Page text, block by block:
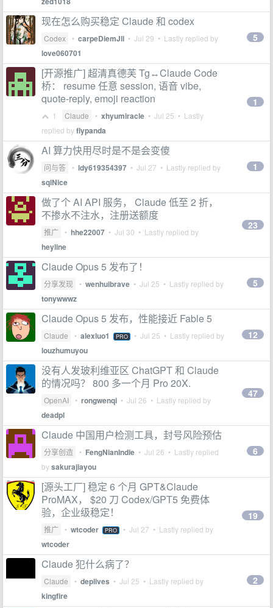
现在怎么购买稳定 Claude 和 codex
Codex • carpeDiemJll • Jul 29 • Lastly replied by
love060701
5
[开源推广] 超清真德芙 Tg↔Claude Code
桥： resume 任意 session, 语音 vibe,
quote-reply, emoji reaction
1 Claude • xhyumiracle • Jul 25 • Lastly
replied byflypanda
1
AI 算力快用尽时是不是会变傻
问与答 • ldy619354397 • Jul 27 • Lastly replied by
sqlNice
1
做了个 AI API 服务， Claude 低至 2 折，
不掺水不注水，注册送额度
推广 • hhe22007 • Jul 30 • Lastly replied by
heyline
23
Claude Opus 5 发布了！
分享发现 • wenhuibrave • Jul 25 • Lastly replied by
tonywwwz
5
Claude Opus 5 发布，性能接近 Fable 5
Claude • alexluo1 PRO • Jul 25 • Lastly replied by
louzhumuyou
12
没有人发玻利维亚区 ChatGPT 和 Claude
的情况吗？ 800 多一个月 Pro 20X.
OpenAI • rongwenqi • Jul 26 • Lastly replied by
deadpl
47
Claude 中国用户检测工具，封号风险预估
分享创造 • FengNianIndie • Jul 26 • Lastly replied
bysakurajiayou
6
[源头工厂] 稳定 6 个月 GPT&Claude
ProMAX， $20 刀 Codex/GPT5 免费体
验，企业级稳定！
推广 • wtcoder PRO • Jul 27 • Lastly replied by
wtcoder
19
Claude 犯什么病了？
Claude • deplives • Jul 25 • Lastly replied by
kingfire
2